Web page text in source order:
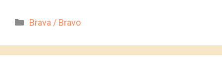
Kategorien
Brava / Bravo